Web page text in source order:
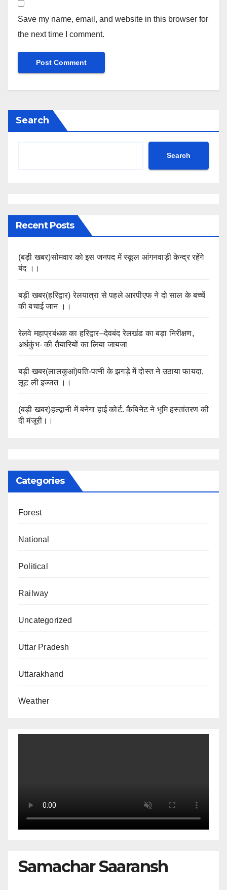
Save my name, email, and website in this browser for
the next time I comment.
Search
Search
Recent Posts
(बड़ी खबर)सोमवार को इस जनपद में स्कूल आंगनवाड़ी केन्द्र रहेंगे
बंद ।।
बड़ी खबर(हरिद्वार) रेलयात्रा से पहले आरपीएफ ने दो साल के बच्चें
की बचाई जान ।।
रेलवे महाप्रबंधक का हरिद्वार–देवबंद रेलखंड का बड़ा निरीक्षण,
अर्धकुंभ- की तैयारियों का लिया जायजा
बड़ी खबर(लालकुआं)पति-पत्नी के झगड़े में दोस्त ने उठाया फायदा,
लूट ली इज्जत ।।
(बड़ी खबर)हल्द्वानी में बनेगा हाई कोर्ट. कैबिनेट ने भूमि हस्तांतरण की
दी मंजूरी।।
Categories
Forest
National
Political
Railway
Uncategorized
Uttar Pradesh
Uttarakhand
Weather
Samachar Saaransh